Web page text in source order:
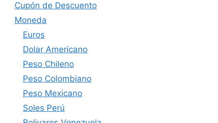
Cupón de Descuento
Moneda
Euros
Dolar Americano
Peso Chileno
Peso Colombiano
Peso Mexicano
Soles Perú